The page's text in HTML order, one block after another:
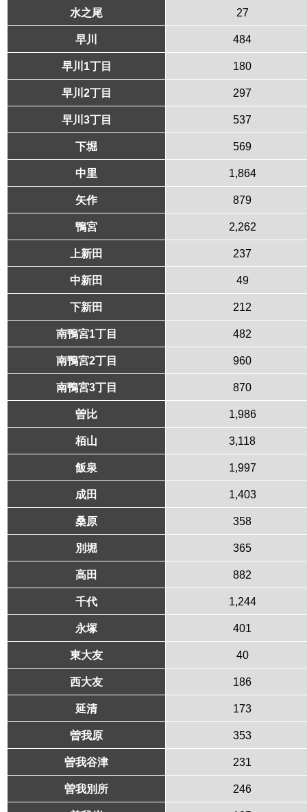
水之尾 27
早川 484
早川1丁目 180
早川2丁目 297
早川3丁目 537
下堀 569
中里 1,864
矢作 879
鴨宮 2,262
上新田 237
中新田 49
下新田 212
南鴨宮1丁目 482
南鴨宮2丁目 960
南鴨宮3丁目 870
曽比 1,986
栢山 3,118
飯泉 1,997
成田 1,403
桑原 358
別堀 365
高田 882
千代 1,244
永塚 401
東大友 40
西大友 186
延清 173
曽我原 353
曽我谷津 231
曽我別所 246